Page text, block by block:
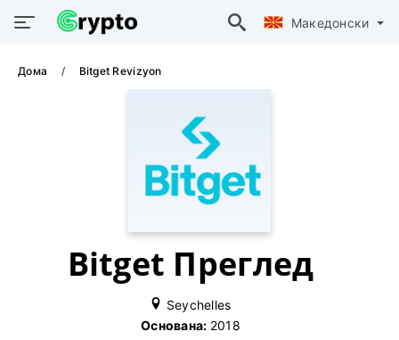
Македонски
Дома Bitget Revizyon
Bitget Преглед
Seychelles
Основана: 2018